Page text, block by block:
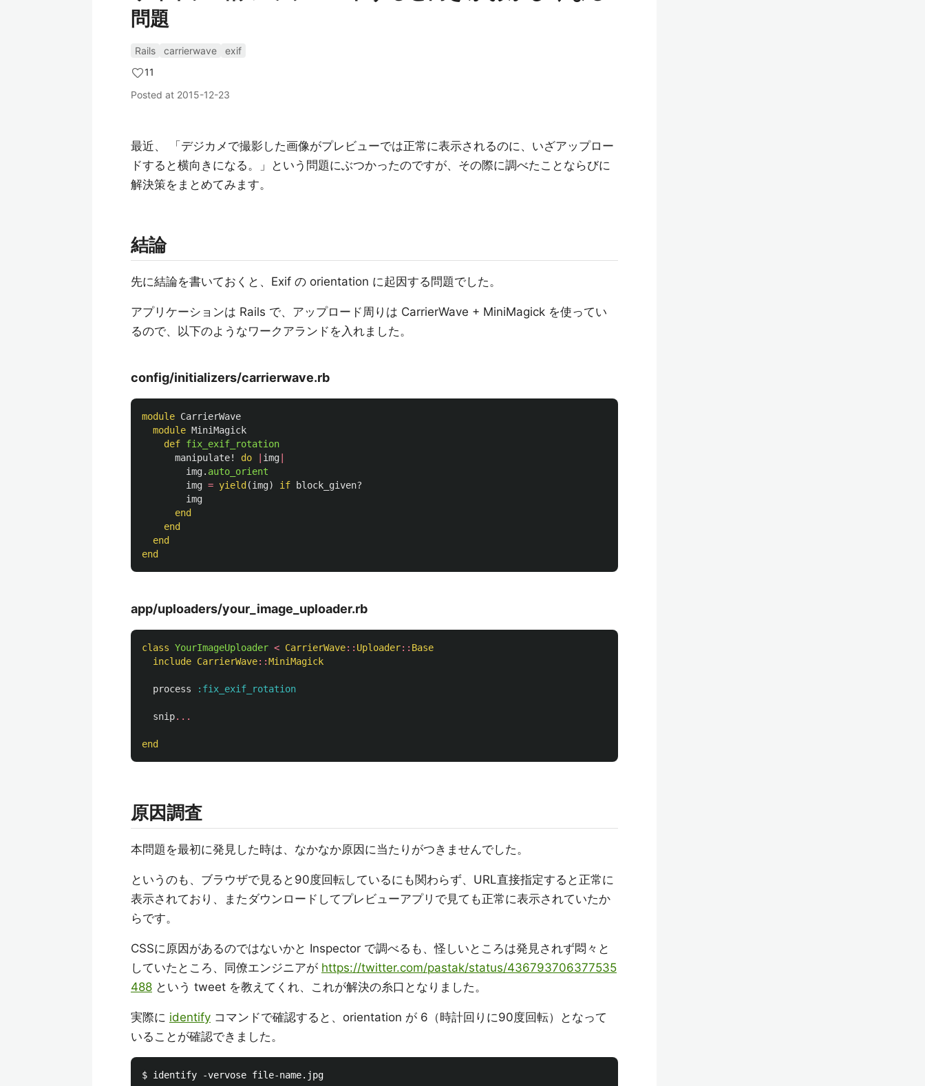
問題
Rails carrierwave
exif
11
Posted at 2015-12-23
最近、 「デジカメで撮影した画像がプレビューでは正常に表示されるのに、いざアップロー
ドすると横向きになる。」という問題にぶつかったのですが、その際に調べたことならびに
解決策をまとめてみます。
結論
先に結論を書いておくと、Exif の orientation に起因する問題でした。
アプリケーションは Rails で、アップロード周りは CarrierWave + MiniMagick を使ってい
るので、以下のようなワークアランドを入れました。
config/initializers/carrierwave.rb
module CarrierWave
module MiniMagick
def fix_exif_rotation
manipulate!
do img
img. auto_orient
img = yield (img) if
block_given?
img
end
end
end
end
app/uploaders/your_image_uploader.rb
class YourImageUploader < CarrierWave:: Uploader:: Base
include CarrierWave::MiniMagick
process :fix_exif_rotation
snip...
end
原因調査
本問題を最初に発見した時は、なかなか原因に当たりがつきませんでした。
というのも、ブラウザで見ると90度回転しているにも関わらず、URL直接指定すると正常に
表示されており、またダウンロードしてプレビューアプリで見ても正常に表示されていたか
らです。
CSSに原因があるのではないかと Inspector で調べるも、怪しいところは発見されず悶々と
していたところ、同僚エンジニアが https://twitter.com/pastak/status/436793706377535
488 という tweet を教えてくれ、これが解決の糸口となりました。
実際に identify コマンドで確認すると、orientation が 6（時計回りに90度回転）となって
いることが確認できました。
$ identify -vervose file-name.jpg